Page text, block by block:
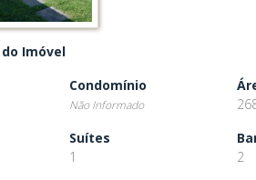
Imóvel
Condomínio
Não Informado
Suítes
1
2